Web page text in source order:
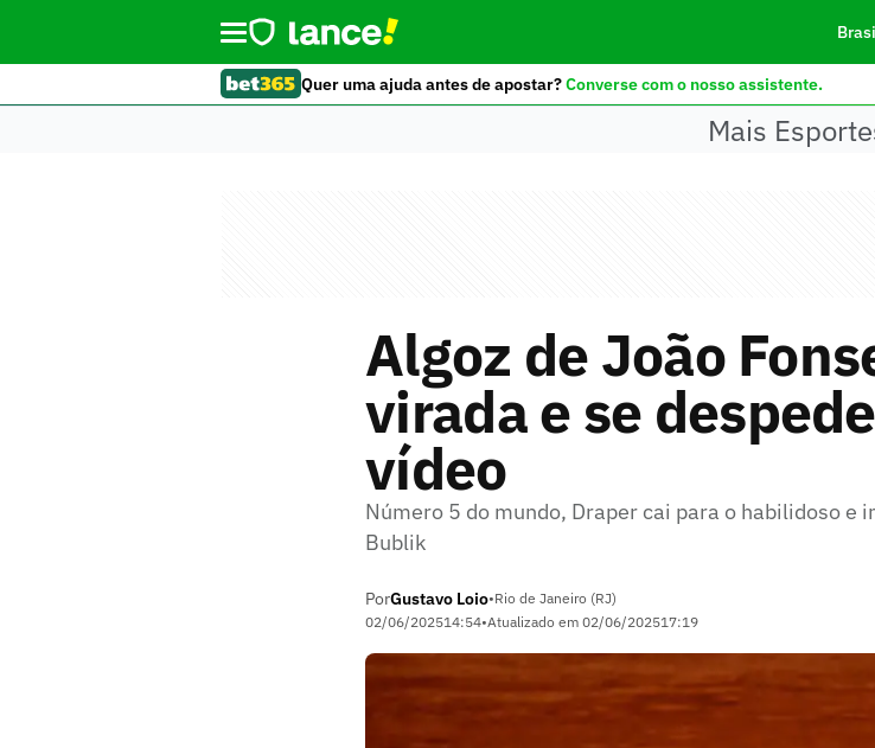
Quer uma ajuda antes de apostar?Converse com o nosso assistente.
Mais
Algoz de João
virada e se
vídeo
Número 5 do mundo, Draper cai para o habilidoso e
Bublik
PorGustavo Loio•Rio de Janeiro (RJ)
02/06/202514:54•Atualizado em 02/06/202517:19